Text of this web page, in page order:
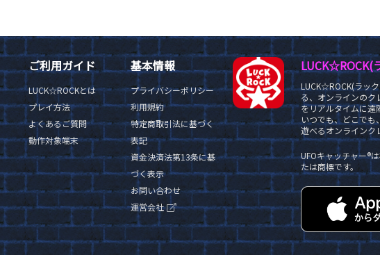
ご利用ガイド
LUCK☆ROCKとは
プレイ方法
よくあるご質問
動作対象端末
基本情報
プライバシーポリシー
利用規約
特定商取引法に基づく
表記
資金決済法第13条に基
づく表示
お問い合わせ
運営会社
LUCK☆ROCK(
LUCK☆ROCK(ラッ
る、オンラインのク
をリアルタイムに遠
いつでも、どこでも
遊べるオンラインク
UFOキャッチャー®
たは商標です。